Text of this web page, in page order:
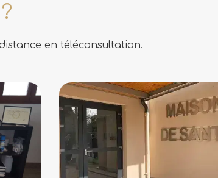
en téléconsultation.